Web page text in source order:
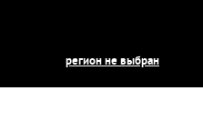
регион не выбран